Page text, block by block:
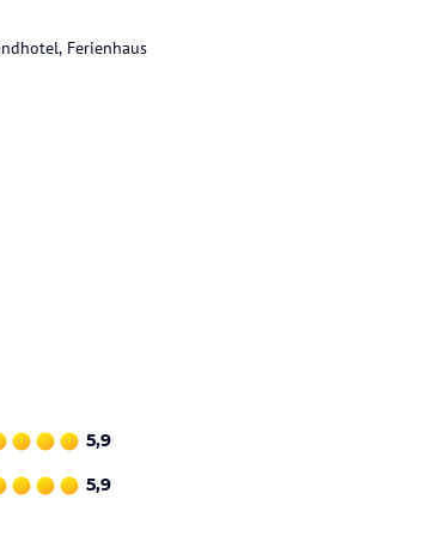
Ferienhaus
5,9
5,9